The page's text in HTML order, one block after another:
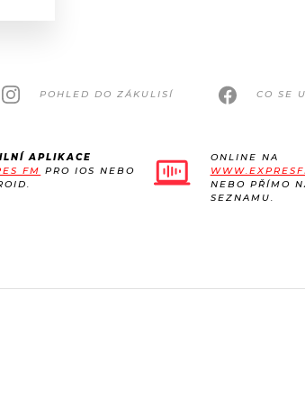
POHLED DO ZÁKULISÍ CO SE
APLIKACE
FM PRO IOS NEBO
ONLINE NA
NEBO PŘÍMO
SEZNAMU.